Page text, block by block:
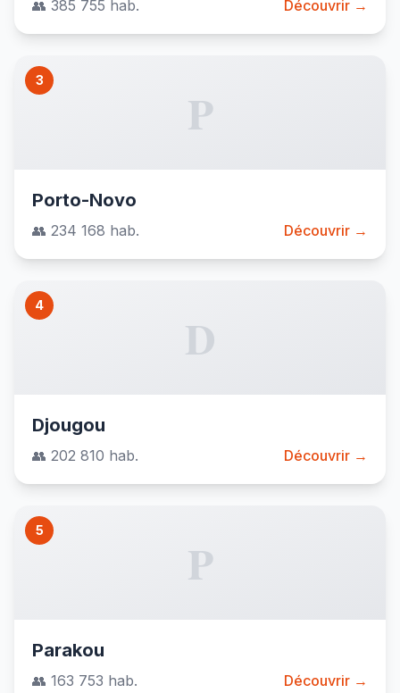
👥 385 755 hab. Découvrir →
3
P
Porto-Novo
👥 234 168 hab. Découvrir →
4
D
Djougou
👥 202 810 hab. Découvrir →
5
P
Parakou
👥 163 753 hab. Découvrir →